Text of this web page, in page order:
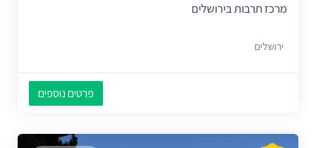
מרכז תרבות בירושלים
ירושלים
פרטים נוספים